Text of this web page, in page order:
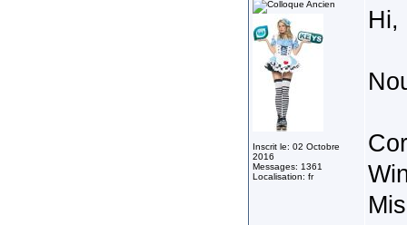
Inscrit le: 02 Octobre
2016
Messages: 1361
Localisation: fr
Hi,